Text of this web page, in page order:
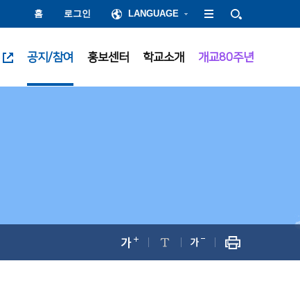
홈 로그인 LANGUAGE
공지/참여 홍보센터 학교소개 개교80주년